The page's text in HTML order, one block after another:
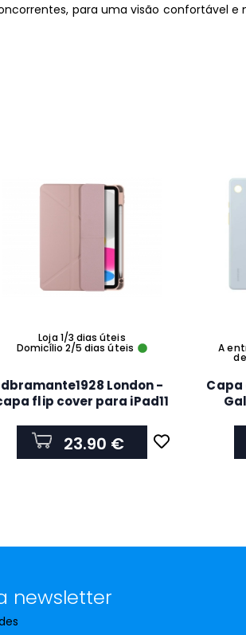
para uma visão confortável e
Loja 1/3 dias úteis
Domicílio 2/5 dias úteis
dbramante1928 London -
flip cover para iPad11
PinkSand LOIPPISA6164
23.90 €
A
Capa
newsletter